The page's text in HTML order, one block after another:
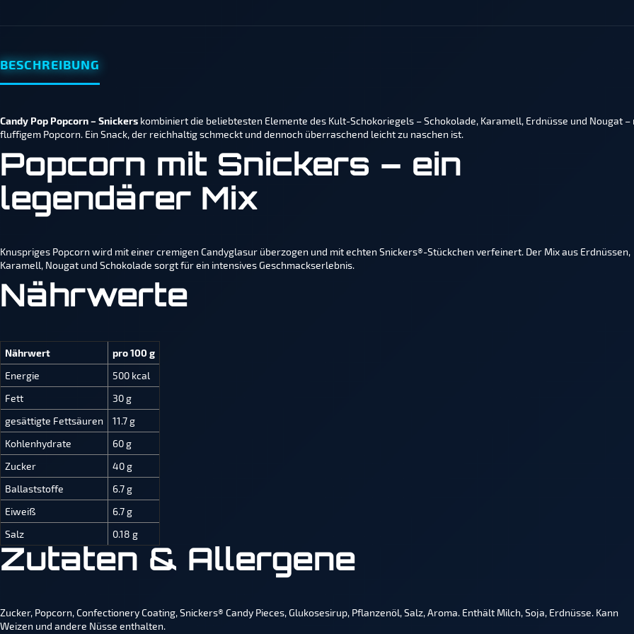
BESCHREIBUNG
Candy Pop Popcorn – Snickers kombiniert die beliebtesten Elemente des Kult-Schokoriegels – Schokolade, Karamell, Erdnüsse und Nougat –
fluffigem Popcorn. Ein Snack, der reichhaltig schmeckt und dennoch überraschend leicht zu naschen ist.
Popcorn mit Snickers – ein
legendärer Mix
Knuspriges Popcorn wird mit einer cremigen Candyglasur überzogen und mit echten Snickers®-Stückchen verfeinert. Der Mix aus Erdnüssen,
Karamell, Nougat und Schokolade sorgt für ein intensives Geschmackserlebnis.
Nährwerte
Nährwert
pro 100 g
Energie
500 kcal
Fett
30 g
gesättigte Fettsäuren
11.7 g
Kohlenhydrate
60 g
Zucker
40 g
Ballaststoffe
6.7 g
Eiweiß
6.7 g
Salz
0.18 g
Zutaten & Allergene
Zucker, Popcorn, Confectionery Coating, Snickers® Candy Pieces, Glukosesirup, Pflanzenöl, Salz, Aroma. Enthält Milch, Soja, Erdnüsse. Kann
Weizen und andere Nüsse enthalten.